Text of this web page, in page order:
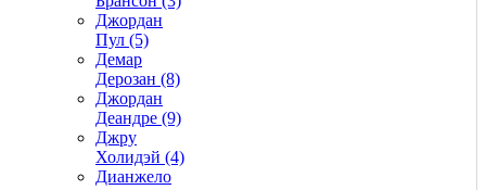
Джордан
Пул (5)
Демар
Дерозан (8)
Джордан
Деандре (9)
Джру
Холидэй (4)
Дианжело